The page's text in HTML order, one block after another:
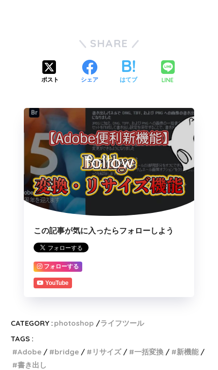
SHARE
ポスト シェア はてブ LINE
follow
この記事が気に入ったらフォローしよう
フォローする
YouTube
CATEGORY : photoshop
ライフツール
TAGS :
Adobe
bridge リサイズ 一括変換
新機能
書き出し